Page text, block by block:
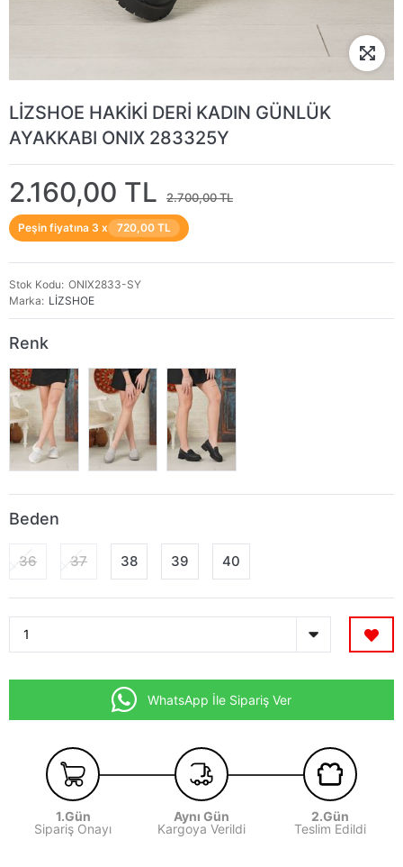
LİZSHOE HAKİKİ DERİ KADIN GÜNLÜK
AYAKKABI ONIX 283325Y
2.160,00 TL 2.700,00 TL
Peşin fiyatına 3 x 720,00 TL
Stok Kodu ONIX2833-SY
Marka
LİZSHOE
Renk
Beden
36 37 38 39 40
WhatsApp İle Sipariş Ver
1.Gün
Sipariş Onayı
Aynı Gün
Kargoya Verildi
2.Gün
Teslim Edildi